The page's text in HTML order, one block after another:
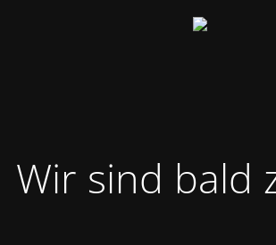
Wir sind bald